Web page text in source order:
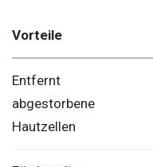
Vorteile
Entfernt
abgestorbene
Hautzellen